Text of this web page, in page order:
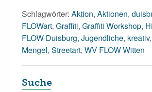
Schlagwörter: Aktion, Aktionen,
FLOWart, Graffiti, Graffiti Workshop,
FLOW Duisburg, Jugendliche, kreativ,
Mengel, Streetart, WV FLOW Witten
Suche